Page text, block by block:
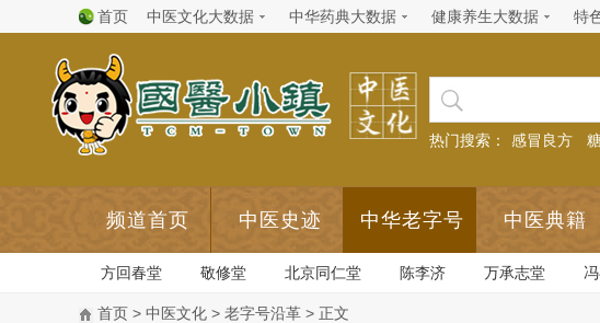
首页 中医文化大数据 中华药典大数据 健康养生大数据 特
热门搜索： 感冒良方
频道首页 中医史迹 中华老字号 中医典籍
方回春堂 敬修堂 北京同仁堂 陈李济 万承志堂
首页 > 中医文化 > 老字号沿革 > 正文